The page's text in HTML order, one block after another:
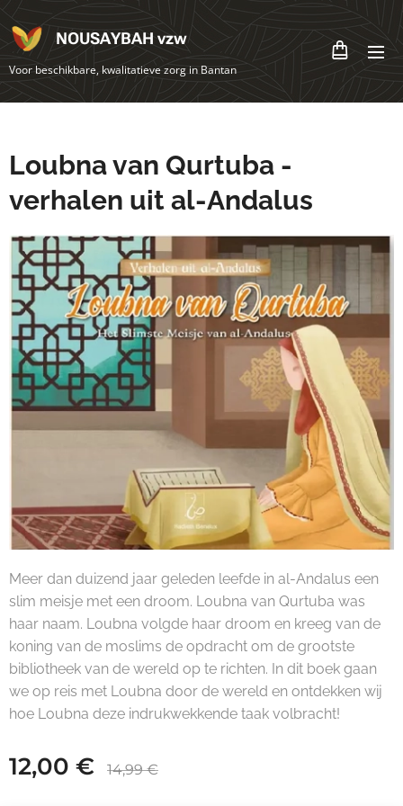
NOUSAYBAH vzw
Voor beschikbare, kwalitatieve zorg in Bantan
Loubna van Qurtuba -
verhalen uit al-Andalus
Meer dan duizend jaar geleden leefde in al-Andalus een
slim meisje met een droom. Loubna van Qurtuba was
haar naam. Loubna volgde haar droom en kreeg van de
koning van de moslims de opdracht om de grootste
bibliotheek van de wereld op te richten. In dit boek gaan
we op reis met Loubna door de wereld en ontdekken wij
hoe Loubna deze indrukwekkende taak volbracht!
12,00 € 14,99€